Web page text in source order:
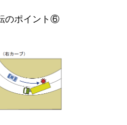
のポイント⑥